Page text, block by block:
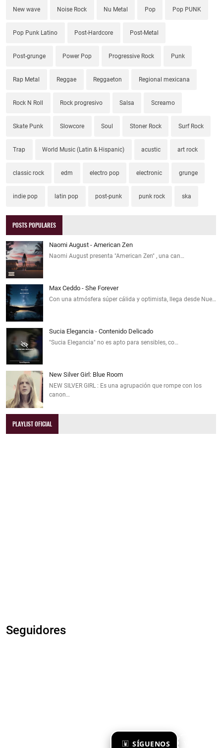
SÍGUENOS
New wave Noise Rock Nu Metal Pop Pop PUNK
Pop Punk Latino Post-Hardcore Post-Metal
Post-grunge Power Pop Progressive Rock Punk
Rap Metal Reggae Reggaeton Regional mexicana
Rock N Roll Rock progresivo Salsa Screamo
Skate Punk Slowcore Soul Stoner Rock Surf Rock
Trap World Music (Latin & Hispanic) acustic art rock
classic rock edm electro pop electronic grunge
indie pop latin pop post-punk punk rock ska
POSTS POPULARES
Naomi August - American Zen
Naomi August presenta "American Zen" , una can…
Max Ceddo - She Forever
Con una atmósfera súper cálida y optimista, llega desde Nue…
Sucia Elegancia - Contenido Delicado
"Sucia Elegancia" no es apto para sensibles, co…
New Silver Girl: Blue Room
NEW SILVER GIRL : Es una agrupación que rompe con los
canon…
PLAYLIST OFICIAL
Seguidores